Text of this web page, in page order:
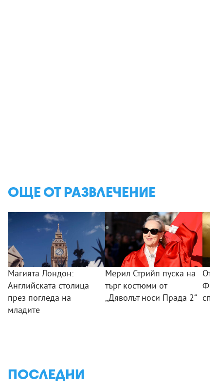
ОЩЕ ОТ РАЗВЛЕЧЕНИЕ
Магията Лондон:
Английската столица
през погледа на
младите
Мерил Стрийп пуска на
търг костюми от
„Дяволът носи Прада 2“
От
ПОСЛЕДНИ